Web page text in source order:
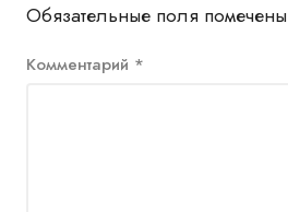
Обязательные поля помечены
Комментарий *